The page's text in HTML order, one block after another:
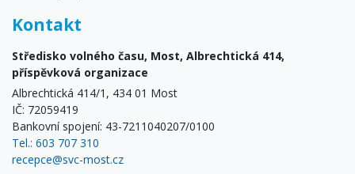
Kontakt
Středisko volného času, Most, Albrechtická 414,
příspěvková organizace
Albrechtická 414/1, 434 01 Most
IČ: 72059419
Bankovní spojení: 43-7211040207/0100
Tel.: 603 707 310
recepce@svc-most.cz